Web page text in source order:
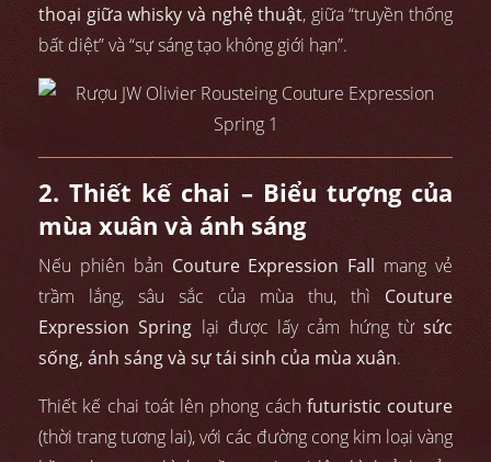
thoại giữa whisky và nghệ thuật, giữa “truyền thống
bất diệt” và “sự sáng tạo không giới hạn”.
2. Thiết kế chai – Biểu tượng của
mùa xuân và ánh sáng
Nếu phiên bản Couture Expression Fall mang vẻ
trầm lắng, sâu sắc của mùa thu, thì Couture
Expression Spring lại được lấy cảm hứng từ sức
sống, ánh sáng và sự tái sinh của mùa xuân.
Thiết kế chai toát lên phong cách futuristic couture
(thời trang tương lai), với các đường cong kim loại vàng